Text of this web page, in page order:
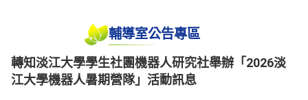
輔導室公告專區
轉知淡江大學學生社團機器人研究社舉辦「2026淡
江大學機器人暑期營隊」活動訊息